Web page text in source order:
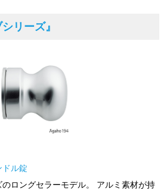
リーズ』
ドル錠
ロングセラーモデル。 アルミ素材が持